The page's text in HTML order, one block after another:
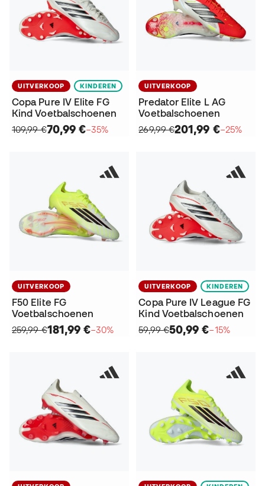
UITVERKOOP KINDEREN
Copa Pure IV Elite FG
Kind Voetbalschoenen
109,99 €70,99 €−35%
UITVERKOOP
Predator Elite L AG
Voetbalschoenen
269,99 €201,99 €−25%
UITVERKOOP
F50 Elite FG
Voetbalschoenen
259,99 €181,99 €−30%
UITVERKOOP KINDEREN
Copa Pure IV League FG
Kind Voetbalschoenen
59,99 €50,99 €−15%